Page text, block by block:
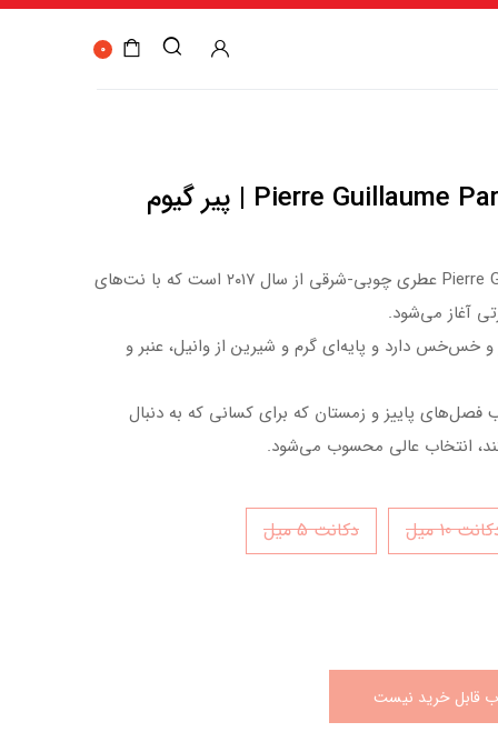
0
Pierre Guillaume Paris – Drama Nuui 23 | پیر گیوم
Pierre Guillaume Paris – Drama Nuui 23 عطری چوبی-شرقی از سال ۲۰۱۷ است که با نت‌های
آغاز می‌شود.
خس‌خس دارد و پایه‌ای گرم و شیرین از وانیل، عنبر و
پاییز و زمستان که برای کسانی که به دنبال
انتخاب عالی محسوب می‌شود.
10 میل دکانت 5 میل
قابل خرید نیست